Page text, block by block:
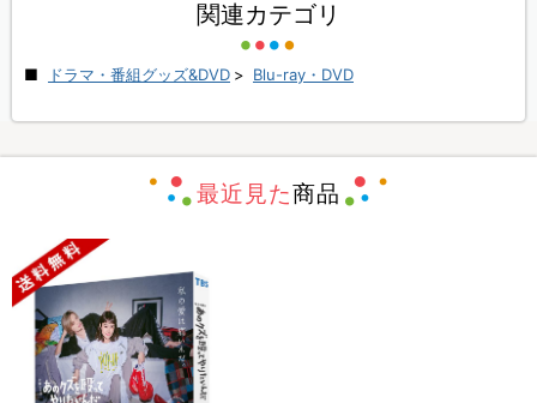
関連カテゴリ
ドラマ・番組グッズ&DVD > Blu-ray・DVD
最近見た商品